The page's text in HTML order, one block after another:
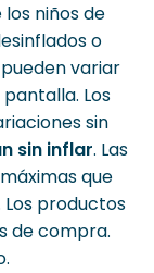
niños de
o
variar
Los
sin
sin inflar. Las
que
productos
de compra.